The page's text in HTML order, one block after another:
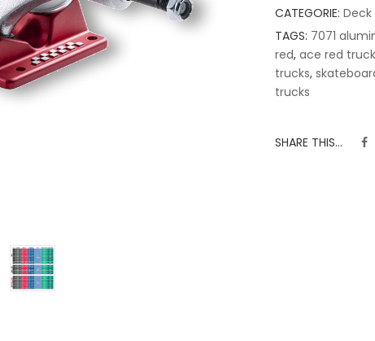
CATEGORIE: Deck
TAGS: 7071
red, ace red
trucks,
trucks
SHARE THIS...